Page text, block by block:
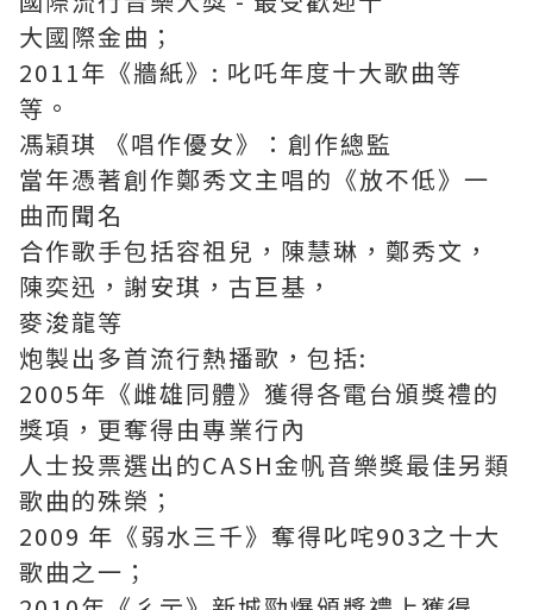
大國際金曲；
2011年《牆紙》: 叱吒年度十大歌曲等
等。
馮穎琪 《唱作優女》：創作總監
當年憑著創作鄭秀文主唱的《放不低》一
曲而聞名
合作歌手包括容祖兒，陳慧琳，鄭秀文，
陳奕迅，謝安琪，古巨基，
麥浚龍等
炮製出多首流行熱播歌，包括:
2005年《雌雄同體》獲得各電台頒獎禮的
獎項，更奪得由專業行內
人士投票選出的CASH金帆音樂獎最佳另類
歌曲的殊榮；
2009 年《弱水三千》奪得叱咤903之十大
歌曲之一；